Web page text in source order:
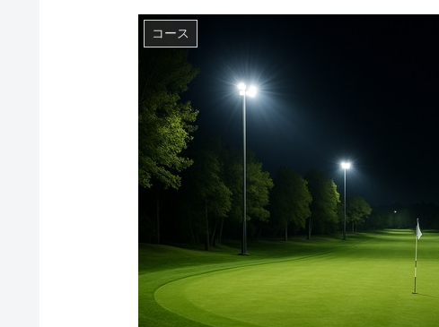
コース